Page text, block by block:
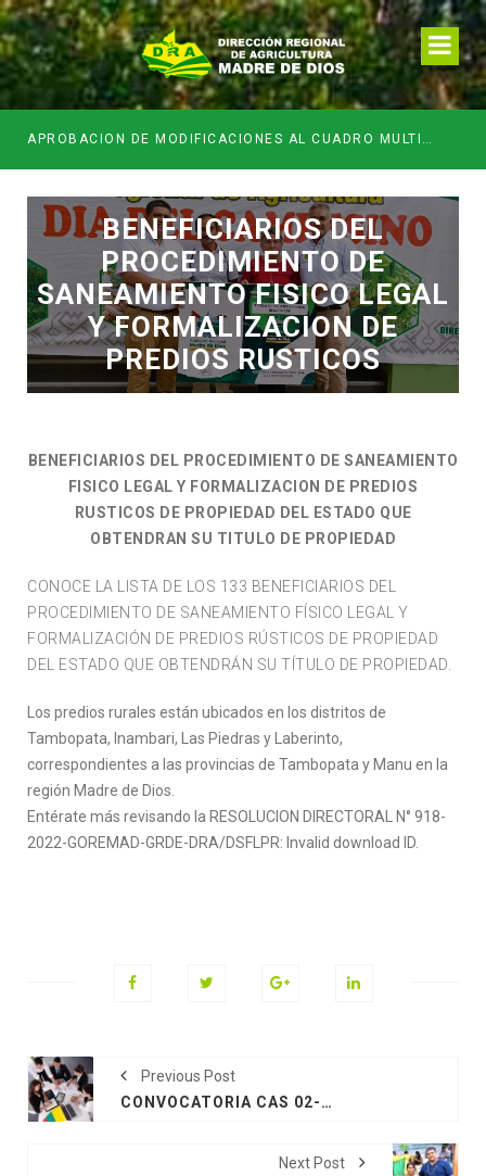
APROBACION DE MODIFICACIONES AL CUADRO MULTIANUAL DE NECESIDADESDE DE LA DIRECCION REGIONAL DE DESARROLLO AGROPECUARIO Y RIEGO MES DE MAYO
BENEFICIARIOS DEL
PROCEDIMIENTO DE
SANEAMIENTO FISICO LEGAL
Y FORMALIZACION DE
PREDIOS RUSTICOS
BENEFICIARIOS DEL PROCEDIMIENTO DE SANEAMIENTO
FISICO LEGAL Y FORMALIZACION DE PREDIOS
RUSTICOS DE PROPIEDAD DEL ESTADO QUE
OBTENDRAN SU TITULO DE PROPIEDAD
CONOCE LA LISTA DE LOS 133 BENEFICIARIOS DEL
PROCEDIMIENTO DE SANEAMIENTO FÍSICO LEGAL Y
FORMALIZACIÓN DE PREDIOS RÚSTICOS DE PROPIEDAD
DEL ESTADO QUE OBTENDRÁN SU TÍTULO DE PROPIEDAD.
Los predios rurales están ubicados en los distritos de
Tambopata, Inambari, Las Piedras y Laberinto,
correspondientes a las provincias de Tambopata y Manu en la
región Madre de Dios.
Entérate más revisando la RESOLUCION DIRECTORAL N° 918-
2022-GOREMAD-GRDE-DRA/DSFLPR: Invalid download ID.
Previous Post
CONVOCATORIA CAS 02-2022-GOREMAD-GRDE/DRA
Next Post